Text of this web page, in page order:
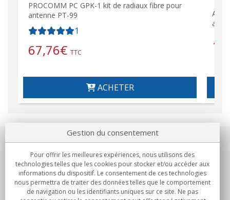
PROCOMM PC GPK-1 kit de radiaux fibre pour
antenne PT-99
1
67,76€ TTC
ACHETER
Notre société
Engagements
Achats
Gestion du consentement
Pour offrir les meilleures expériences, nous utilisons des
technologies telles que les cookies pour stocker et/ou accéder aux
informations du dispositif. Le consentement de ces technologies
nous permettra de traiter des données telles que le comportement
de navigation ou les identifiants uniques sur ce site. Ne pas